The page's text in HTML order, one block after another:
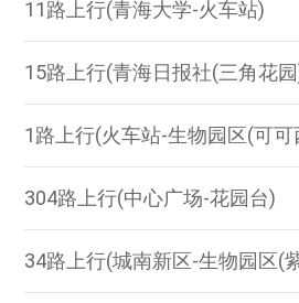
11路上行(青海大学-火车站)
15路上行(青海日报社(三角花
1路上行(火车站-生物园区(可可
304路上行(中心广场-花园台)
34路上行(城南新区-生物园区(